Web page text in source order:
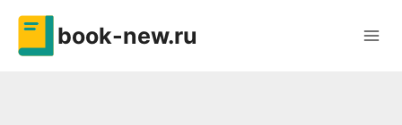
Перейти
содержимому
book-new.ru